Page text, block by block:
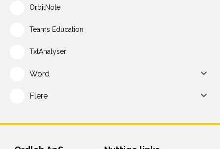
OrbitNote
Teams Education
TxtAnalyser
Word
Flere